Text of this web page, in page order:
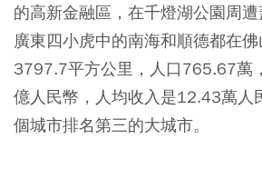
的高新金融區，在千燈湖公園周遭
廣東四小虎中的南海和順德都在
3797.7平方公里，人口765.67萬
億人民幣，人均收入是12.43萬人
個城市排名第三的大城市。